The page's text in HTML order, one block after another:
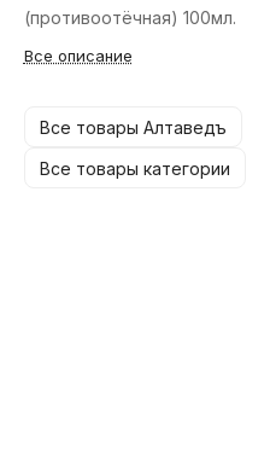
(противоотёчная) 100мл.
Все описание
Все товары Алтаведъ
Все товары категории